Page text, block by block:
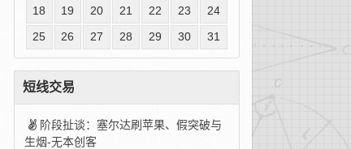
18
19 20 21 22 23
24
25
26 27 28 29 30 31
短线交易
阶段扯谈：塞尔达刷苹果、假突破与
生烟-无本创客